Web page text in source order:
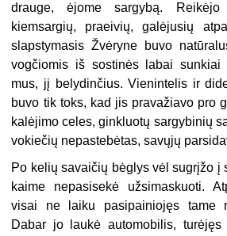
drauge, ėjome sargybą. Reikėjo
kiemsargių, praeivių, galėjusių
slapstymasis Žvėryne buvo
vogčiomis iš sostinės labai
mus, jį belydinčius. Vienintelis ir
buvo tik toks, kad jis pravažiavo pro
kalėjimo celes, ginkluotų sargybinių
vokiečių nepastebėtas, savųjų
Po kelių savaičių bėglys vėl sugrįžo į
kaime nepasisekė užsimaskuoti.
visai ne laiku pasipainiojęs tame
Dabar jo laukė automobilis,